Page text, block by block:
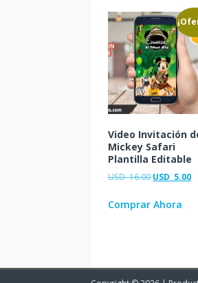
Video Invitación
Mickey Safari
Plantilla Editable
USD16.00 USD 5.00
Comprar Ahora